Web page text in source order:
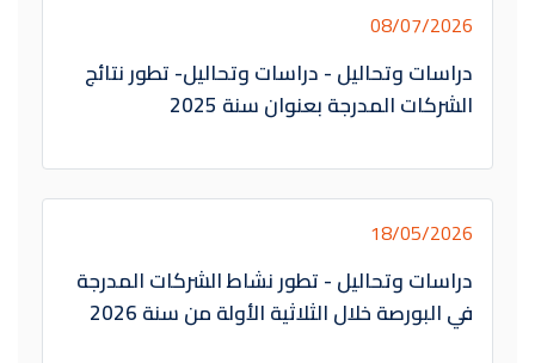
08/07/2026
دراسات وتحاليل - دراسات وتحاليل- تطور نتائج
الشركات المدرجة بعنوان سنة 2025
18/05/2026
دراسات وتحاليل - تطور نشاط الشركات المدرجة
في البورصة خلال الثلاثية الأولة من سنة 2026